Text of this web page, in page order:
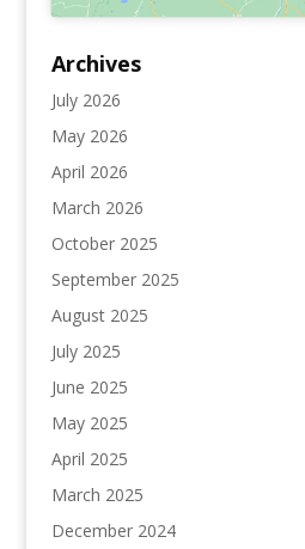
Archives
July 2026
May 2026
April 2026
March 2026
October 2025
September 2025
August 2025
July 2025
June 2025
May 2025
April 2025
March 2025
December 2024